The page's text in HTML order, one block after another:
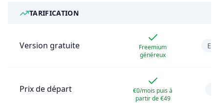
TARIFICATION
Version gratuite
Freemium
généreux
Prix de départ
€0/mois puis à
partir de €49